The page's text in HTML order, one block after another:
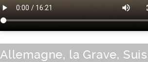
Allemagne, la Grave,